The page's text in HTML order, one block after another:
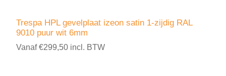
Trespa HPL gevelplaat izeon satin 1-zijdig RAL
9010 puur wit 6mm
Vanaf €299,50 incl. BTW